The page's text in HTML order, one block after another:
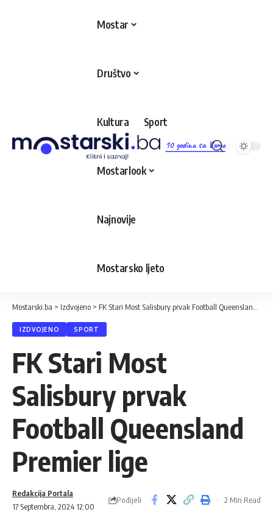
10 godina sa Vama
Mostar
Društvo
Kultura Sport
Mostarlook
Najnovije
Mostarsko ljeto
Mostarski.ba > Izdvojeno > FK Stari Most Salisbury prvak Football Queensland Premier lige
IZDVOJENO SPORT
FK Stari Most
Salisbury prvak
Football Queensland
Premier lige
17 Septembra, 2024 12:00
Redakcija Portala
Podijeli 2 Min Read